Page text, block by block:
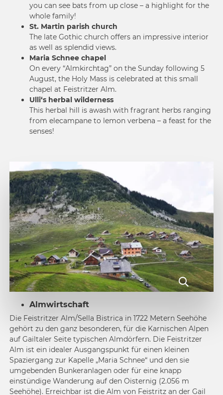
you can see bats from up close – a highlight for the
whole family!
St. Martin parish church
The late Gothic church offers an impressive interior
as well as splendid views.
Maria Schnee chapel
On every “Almkirchtag” on the Sunday following 5
August, the Holy Mass is celebrated at this small
chapel at Feistritzer Alm.
Ulli‘s herbal wilderness
This herbal hill is awash with fragrant herbs ranging
from elecampane to lemon verbena – a feast for the
senses!
Almwirtschaft
Die Feistritzer Alm/Sella Bistrica in 1722 Metern Seehöhe
gehört zu den ganz besonderen, für die Karnischen Alpen
auf Gailtaler Seite typischen Almdörfern. Die Feistritzer
Alm ist ein idealer Ausgangspunkt für einen kleinen
Spaziergang zur Kapelle „Maria Schnee“ und den sie
umgebenden Bunkeranlagen oder für eine knapp
einstündige Wanderung auf den Oisternig (2.056 m
Seehöhe). Erreichbar ist die Alm von Feistritz an der Gail